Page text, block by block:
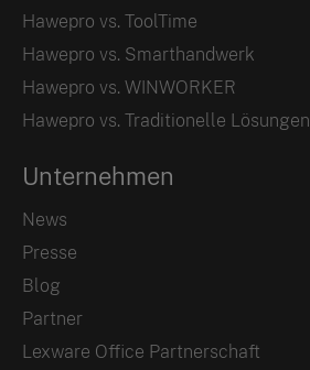
Hawepro vs. ToolTime
Hawepro vs. Smarthandwerk
Hawepro vs. WINWORKER
Hawepro vs. Traditionelle Lösungen
Unternehmen
News
Presse
Blog
Partner
Lexware Office Partnerschaft